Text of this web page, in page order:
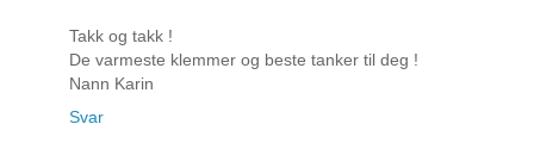
Takk og takk !
De varmeste klemmer og beste tanker til deg !
Nann Karin
Svar